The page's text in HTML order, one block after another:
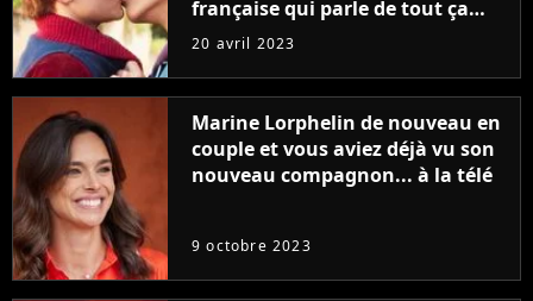
française qui parle de tout ça
sans être super ringarde
20 avril 2023
Marine Lorphelin de nouveau en
couple et vous aviez déjà vu son
nouveau compagnon... à la télé
9 octobre 2023